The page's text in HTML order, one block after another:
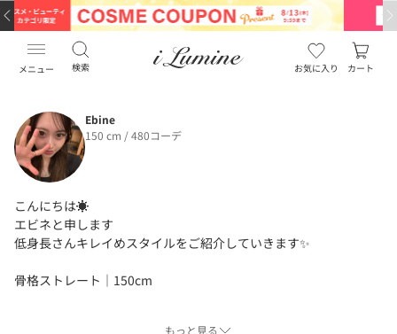
メニュー 検索 お気に入り カート
Ebine
150 cm / 480コーデ
こんにちは☀️
エビネと申します
低身長さんキレイめスタイルをご紹介していきます✨️
骨格ストレート｜150cm
もっと見る